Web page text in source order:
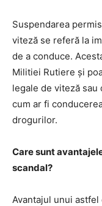
Suspendarea
viteză se referă la
de a conduce.
Militiei Rutiere și
legale de viteză
cum ar fi
drogurilor.
Care sunt
scandal?
Avantajul unui